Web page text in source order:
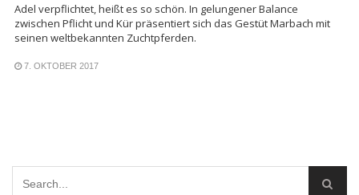
Adel verpflichtet, heißt es so schön. In gelungener Balance
zwischen Pflicht und Kür präsentiert sich das Gestüt Marbach mit
seinen weltbekannten Zuchtpferden.
7. OKTOBER 2017